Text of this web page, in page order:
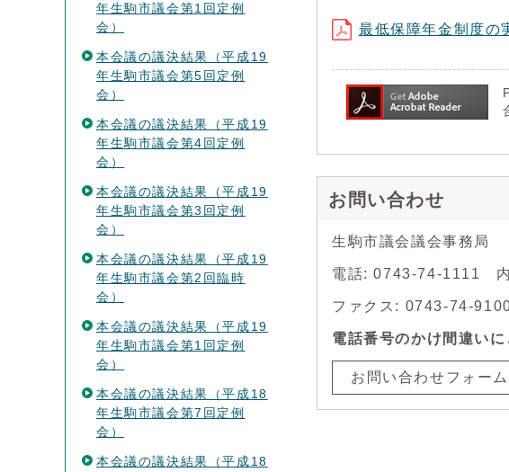
最低保障年金制度
お問い合わせ
生駒市議会議会事務局
電話: 0743-74-1111 内
ファクス: 0743-74-
電話番号のかけ間違いに
お問い合わせフォーム
年生駒市議会第1回定例
会）
本会議の議決結果（平成19
年生駒市議会第5回定例
会）
本会議の議決結果（平成19
年生駒市議会第4回定例
会）
本会議の議決結果（平成19
年生駒市議会第3回定例
会）
本会議の議決結果（平成19
年生駒市議会第2回臨時
会）
本会議の議決結果（平成19
年生駒市議会第1回定例
会）
本会議の議決結果（平成18
年生駒市議会第7回定例
会）
本会議の議決結果（平成18